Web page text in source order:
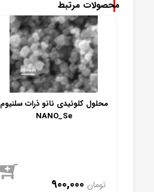
محصولات مرتبط
محلول کلوئیدی نانو ذرات سلنیوم
NANO_Se
900,000 تومان